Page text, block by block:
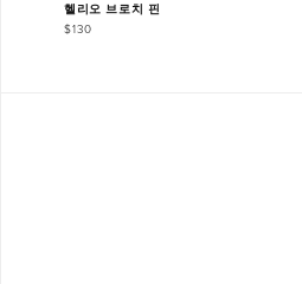
헬리오 브로치 핀
$130